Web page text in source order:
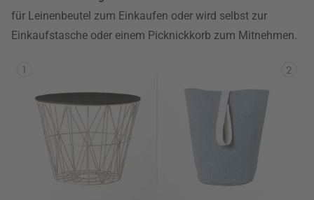
für Leinenbeutel zum Einkaufen oder wird selbst zur
Einkaufstasche oder einem Picknickkorb zum Mitnehmen.